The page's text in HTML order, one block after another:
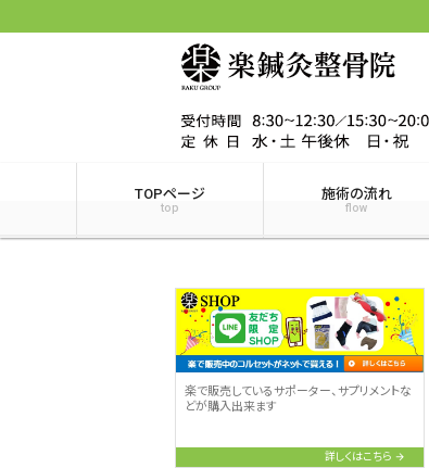
TOPページ
top
施術の流れ
flow
楽で販売しているサポーター、サプリメントな
どが購入出来ます
詳しくはこちら